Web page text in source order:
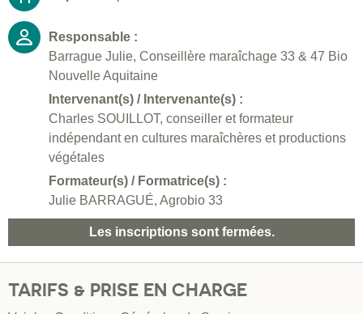
Responsable :
Barrague Julie, Conseillère maraîchage 33 & 47 Bio
Nouvelle Aquitaine
Intervenant(s) / Intervenante(s) :
Charles SOUILLOT, conseiller et formateur
indépendant en cultures maraîchères et productions
végétales
Formateur(s) / Formatrice(s) :
Julie BARRAGUÉ, Agrobio 33
Les inscriptions sont fermées.
TARIFS & PRISE EN CHARGE